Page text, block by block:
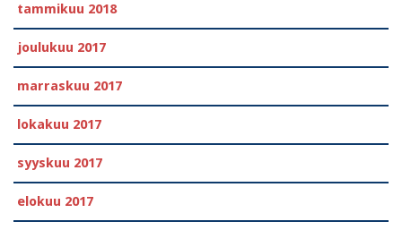
tammikuu 2018
joulukuu 2017
marraskuu 2017
lokakuu 2017
syyskuu 2017
elokuu 2017